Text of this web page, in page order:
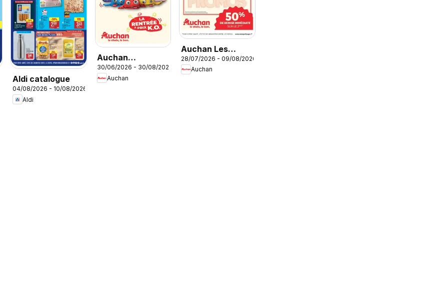
Aldi catalogue
04/08/2026 - 10/08/2026
Aldi
Auchan
Cartables,
rentrée
30/06/2026 - 30/08/2026
Auchan
Auchan Les
promos du
moment
28/07/2026 - 09/08/2026
Auchan